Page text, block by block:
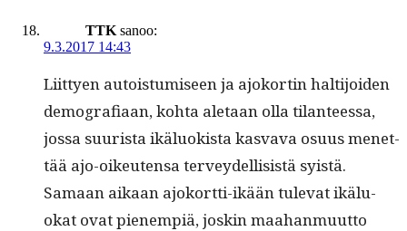
TTK sanoo:
9.3.2017 14:43
Liit­tyen autois­tu­miseen ja ajoko­rtin halti­joiden
demografi­aan, koh­ta ale­taan olla tilanteessa,
jos­sa suurista ikälu­ok­ista kas­va­va osu­us menet­
tää ajo-oikeuten­sa ter­vey­del­li­sistä syistä.
Samaan aikaan ajoko­rt­ti-ikään tule­vat ikälu­
okat ovat pienem­piä, joskin maa­han­muut­to